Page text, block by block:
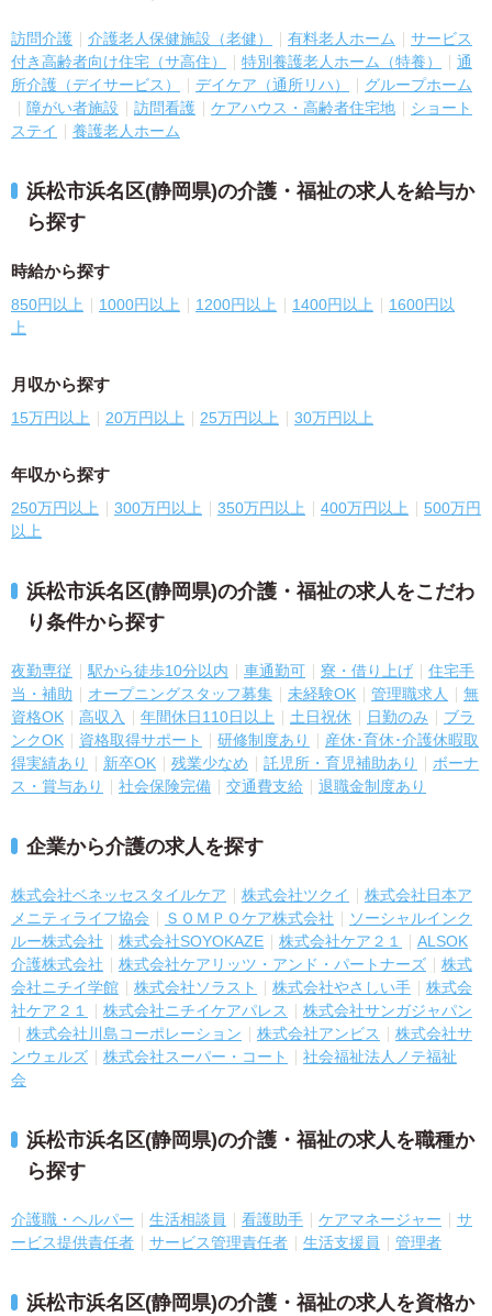
訪問介護 介護老人保健施設（老健） 有料老人ホーム
サービス
付き高齢者向け住宅（サ高住）
特別養護老人ホーム（特養）
通
所介護（デイサービス）
デイケア（通所リハ）
グループホーム
障がい者施設
訪問看護 ケアハウス・高齢者住宅地
ショート
ステイ
養護老人ホーム
浜松市浜名区(静岡県)の介護・福祉の求人を給与か
ら探す
時給から探す
850円以上 1000円以上 1200円以上 1400円以上
1600円以
上
月収から探す
15万円以上 20万円以上 25万円以上 30万円以上
年収から探す
250万円以上 300万円以上 350万円以上 400万円以上
500万円
以上
浜松市浜名区(静岡県)の介護・福祉の求人をこだわ
り条件から探す
夜勤専従 駅から徒歩10分以内 車通勤可 寮・借り上げ
住宅手
当・補助
オープニングスタッフ募集 未経験OK 管理職求人
無
資格OK
高収入 年間休日110日以上 土日祝休 日勤のみ
ブラ
ンクOK
資格取得サポート 研修制度あり
産休･育休･介護休暇取
得実績あり
新卒OK 残業少なめ 託児所・育児補助あり
ボーナ
ス・賞与あり
社会保険完備 交通費支給 退職金制度あり
企業から介護の求人を探す
株式会社ベネッセスタイルケア 株式会社ツクイ
株式会社日本ア
メニティライフ協会
ＳＯＭＰＯケア株式会社
ソーシャルインク
ルー株式会社
株式会社SOYOKAZE 株式会社ケア２１
ALSOK
介護株式会社
株式会社ケアリッツ・アンド・パートナーズ
株式
会社ニチイ学館
株式会社ソラスト 株式会社やさしい手
株式会
社ケア２１
株式会社ニチイケアパレス
株式会社サンガジャパン
株式会社川島コーポレーション
株式会社アンビス
株式会社サ
ンウェルズ
株式会社スーパー・コート
社会福祉法人ノテ福祉
会
浜松市浜名区(静岡県)の介護・福祉の求人を職種か
ら探す
介護職・ヘルパー 生活相談員 看護助手 ケアマネージャー
サ
ービス提供責任者
サービス管理責任者 生活支援員 管理者
浜松市浜名区(静岡県)の介護・福祉の求人を資格か